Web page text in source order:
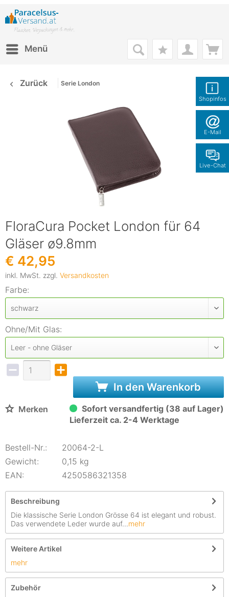
Shopinfos
E-Mail
Live-Chat
Menü
Zurück Serie London
FloraCura Pocket London für 64
Gläser ø9.8mm
€ 42,95
inkl. MwSt. zzgl. Versandkosten
Farbe:
Ohne/Mit Glas:
In den Warenkorb
Merken
Sofort versandfertig (38 auf Lager)
Lieferzeit ca. 2-4 Werktage
Bestell-Nr.:
20064-2-L
Gewicht:
0,15 kg
EAN:
4250586321358
Beschreibung
Die klassische Serie London Grösse 64 ist elegant und robust.
Das verwendete Leder wurde auf...mehr
Weitere Artikel
mehr
Zubehör